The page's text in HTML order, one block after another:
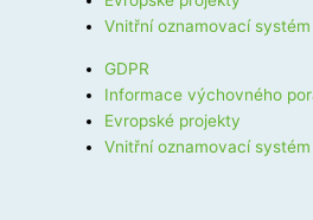
Vnitřní oznamovací
GDPR
Informace výchovného
Evropské projekty
Vnitřní oznamovací